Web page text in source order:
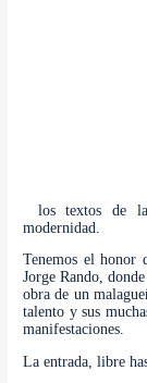
los textos de
modernidad.
Tenemos el honor
Jorge Rando,
obra de un
talento y sus
manifestaciones.
La entrada, libre